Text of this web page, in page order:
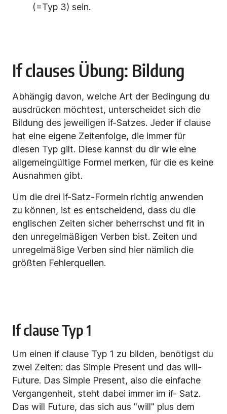
(=Typ 3) sein.
If clauses Übung: Bildung
Abhängig davon, welche Art der Bedingung du
ausdrücken möchtest, unterscheidet sich die
Bildung des jeweiligen if-Satzes. Jeder if clause
hat eine eigene Zeitenfolge, die immer für
diesen Typ gilt. Diese kannst du dir wie eine
allgemeingültige Formel merken, für die es keine
Ausnahmen gibt.
Um die drei if-Satz-Formeln richtig anwenden
zu können, ist es entscheidend, dass du die
englischen Zeiten sicher beherrschst und fit in
den unregelmäßigen Verben bist. Zeiten und
unregelmäßige Verben sind hier nämlich die
größten Fehlerquellen.
If clause Typ 1
Um einen if clause Typ 1 zu bilden, benötigst du
zwei Zeiten: das Simple Present und das will-
Future. Das Simple Present, also die einfache
Vergangenheit, steht dabei immer im if- Satz.
Das will Future, das sich aus "will" plus dem